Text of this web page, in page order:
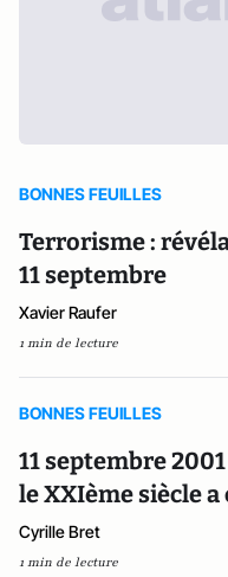
BONNES FEUILLES
Terrorisme :
11 septembre
Xavier Raufer
1 min de lecture
BONNES FEUILLES
11 septembre
le XXIème siècle
Cyrille Bret
1 min de lecture